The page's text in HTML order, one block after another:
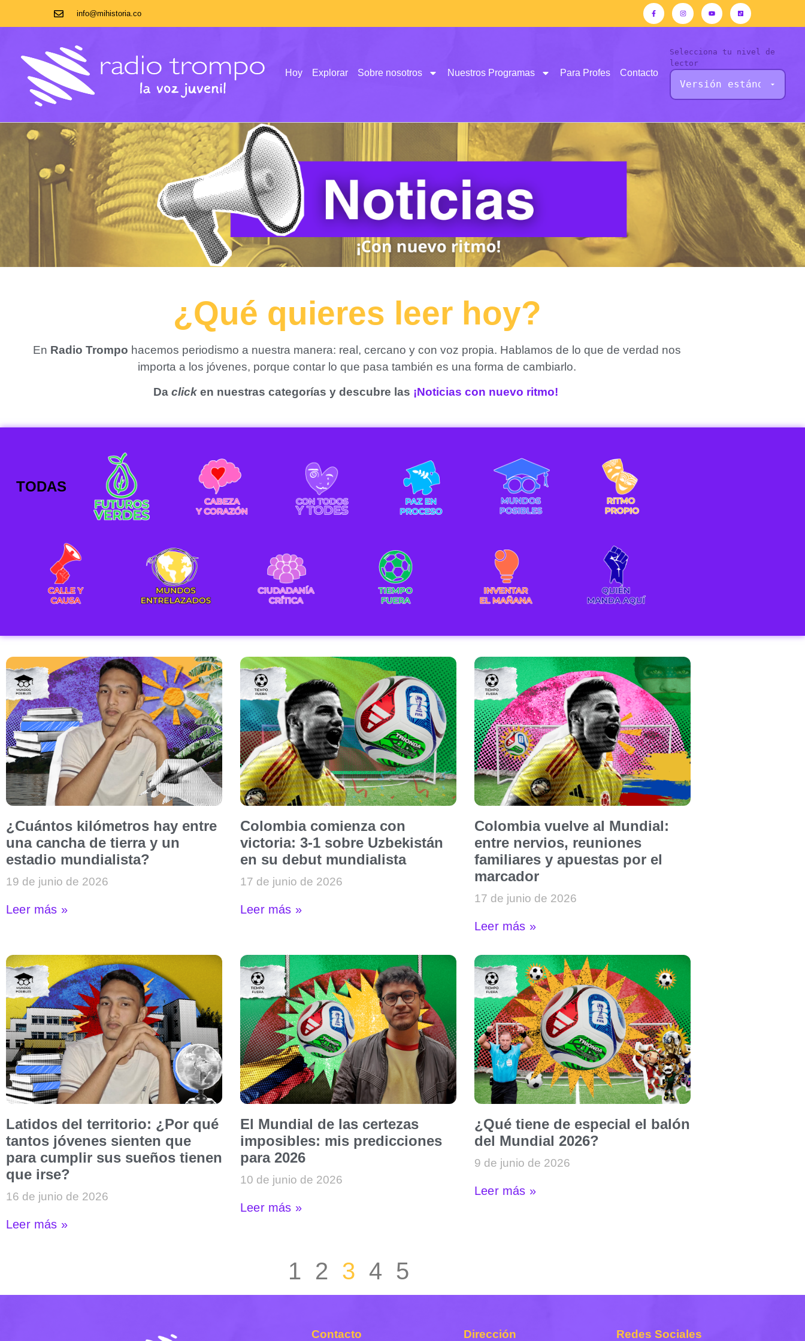
info@mihistoria.co
Hoy Explorar Sobre nosotros Nuestros Programas Para Profes Contacto
Selecciona tu nivel de
lector
¿Qué quieres leer hoy?
En Radio Trompo hacemos periodismo a nuestra manera: real, cercano y con voz propia. Hablamos de lo que de verdad nos
importa a los jóvenes, porque contar lo que pasa también es una forma de cambiarlo.
Da clicken nuestras categorías y descubre las ¡Noticias con nuevo ritmo!
TODAS
¿Cuántos kilómetros hay entre
una cancha de tierra y un
estadio mundialista?
19 de junio de 2026
Leer más »
Colombia comienza con
victoria: 3-1 sobre Uzbekistán
en su debut mundialista
17 de junio de 2026
Leer más »
Colombia vuelve al Mundial:
entre nervios, reuniones
familiares y apuestas por el
marcador
17 de junio de 2026
Leer más »
Latidos del territorio: ¿Por qué
tantos jóvenes sienten que
para cumplir sus sueños tienen
que irse?
16 de junio de 2026
Leer más »
El Mundial de las certezas
imposibles: mis predicciones
para 2026
10 de junio de 2026
Leer más »
¿Qué tiene de especial el balón
del Mundial 2026?
9 de junio de 2026
Leer más »
1 2 3 4 5
Contacto Dirección Redes Sociales